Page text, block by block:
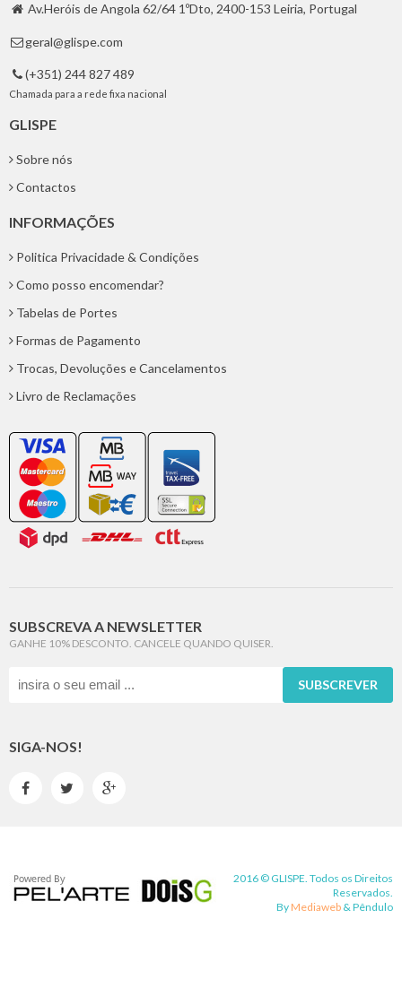
 Av.Heróis de Angola 62/64 1ºDto, 2400-153 Leiria, Portugal
 geral@glispe.com
 (+351) 244 827 489
Chamada para a rede fixa nacional
GLISPE
Sobre nós
Contactos
INFORMAÇÕES
Politica Privacidade & Condições
Como posso encomendar?
Tabelas de Portes
Formas de Pagamento
Trocas, Devoluções e Cancelamentos
Livro de Reclamações
SUBSCREVA A NEWSLETTER
GANHE 10% DESCONTO. CANCELE QUANDO QUISER.
SUBSCREVER
SIGA-NOS!
  
2016 © GLISPE. Todos os Direitos
Reservados.
By Mediaweb & Pêndulo